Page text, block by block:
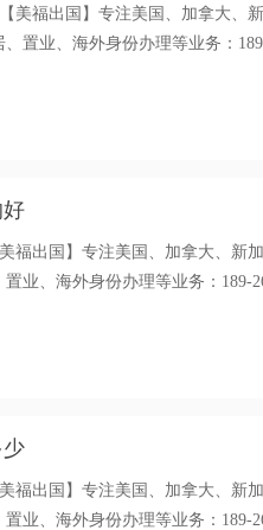
美福出国】专注美国、加拿大、
置业、海外身份办理等业务：
福出国】专注美国、加拿大、新
业、海外身份办理等业务：189-
福出国】专注美国、加拿大、新
业、海外身份办理等业务：189-